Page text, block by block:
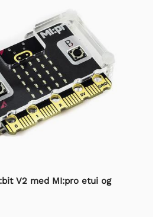
V2 med MI:pro etui og